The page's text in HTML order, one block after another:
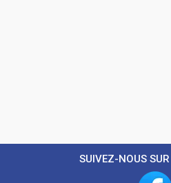
SUIVEZ-NOUS